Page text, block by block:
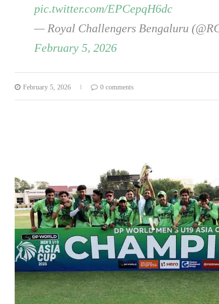
pic.twitter.com/EPCepqH6dc
— Royal Challengers Bengaluru
February 5, 2026
February 5, 2026 0 comments